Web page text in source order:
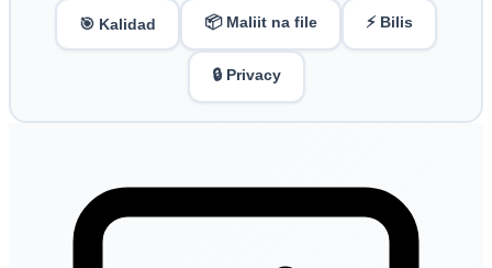
🎯 Kalidad 📦 Maliit na file ⚡ Bilis
🔒 Privacy